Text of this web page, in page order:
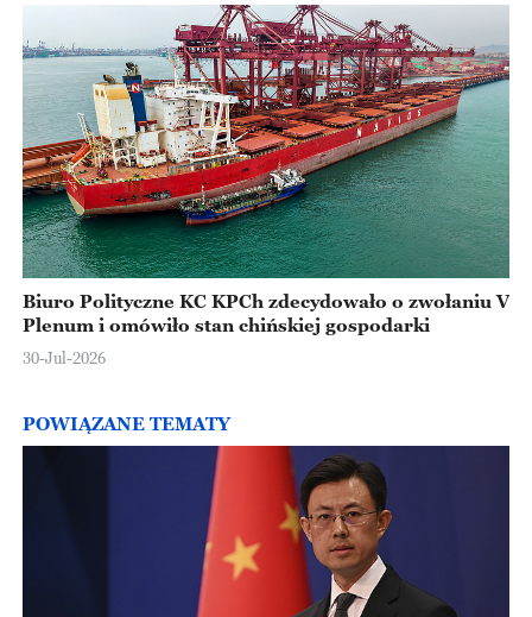
Biuro Polityczne KC KPCh zdecydowało o zwołaniu V
Plenum i omówiło stan chińskiej gospodarki
30-Jul-2026
POWIĄZANE TEMATY